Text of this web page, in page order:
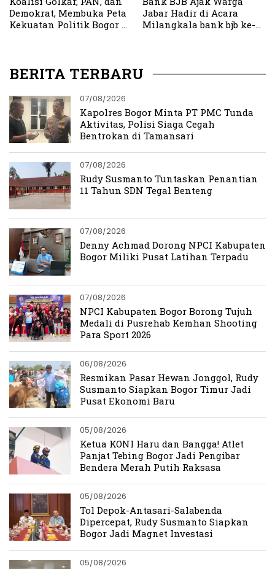
Demokrat, Membuka Peta
Kekuatan Politik Bogor di
Jabar Hadir di Acara
Milangkala bank bjb ke-
BERITA TERBARU
07/08/2026
Kapolres Bogor Minta PT PMC Tunda
Aktivitas, Polisi Siaga Cegah
Bentrokan di Tamansari
07/08/2026
Rudy Susmanto Tuntaskan Penantian
11 Tahun SDN Tegal Benteng
07/08/2026
Denny Achmad Dorong NPCI Kabupaten
Bogor Miliki Pusat Latihan Terpadu
07/08/2026
NPCI Kabupaten Bogor Borong Tujuh
Medali di Pusrehab Kemhan Shooting
Para Sport 2026
06/08/2026
Resmikan Pasar Hewan Jonggol, Rudy
Susmanto Siapkan Bogor Timur Jadi
Pusat Ekonomi Baru
05/08/2026
Ketua KONI Haru dan Bangga! Atlet
Panjat Tebing Bogor Jadi Pengibar
Bendera Merah Putih Raksasa
05/08/2026
Tol Depok-Antasari-Salabenda
Dipercepat, Rudy Susmanto Siapkan
Bogor Jadi Magnet Investasi
05/08/2026